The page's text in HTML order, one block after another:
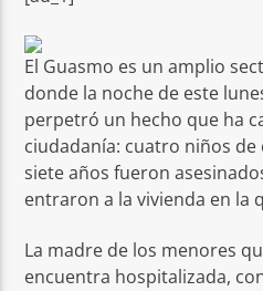
El Guasmo es un amplio
donde la noche de este
perpetró un hecho que ha
ciudadanía: cuatro niños de
siete años fueron
entraron a la vivienda en la
La madre de los menores
encuentra hospitalizada,